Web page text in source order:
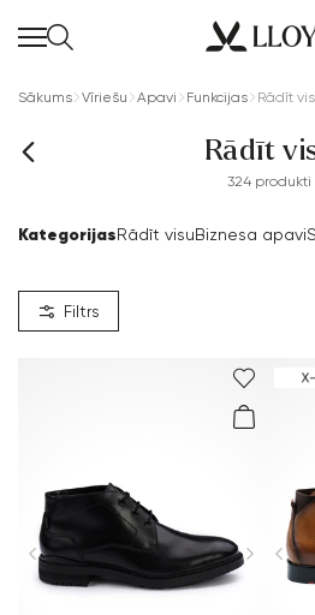
Sākums Vīriešu Apavi Funkcijas Rādīt
Rādīt
324 produkti
KategorijasRādīt visuBiznesa apavi
Filtrs